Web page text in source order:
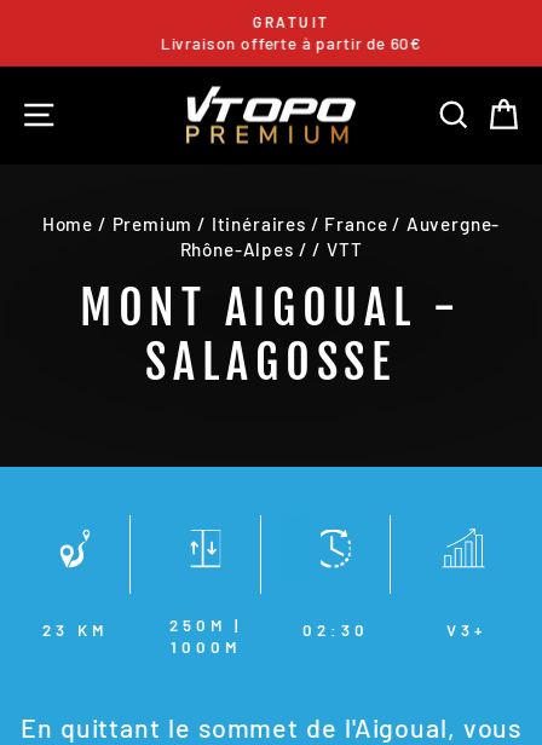
content
Pause
GRATUIT
Livraison offerte à partir de 60€
SITE NAVIGATION
Home / Premium / Itinéraires / France / Auvergne-
Rhône-Alpes / / VTT
MONT AIGOUAL -
SALAGOSSE
23 KM
250M |
1000M
02:30 V3+
En quittant le sommet de l'Aigoual, vous